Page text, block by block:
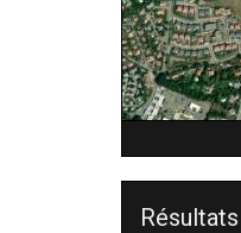
Résultats